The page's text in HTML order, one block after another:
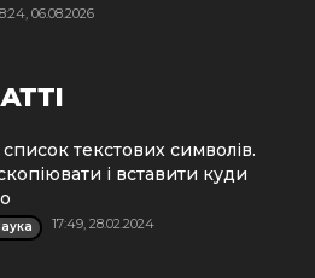
06.08.2026
текстових символів.
і вставити куди
17:49, 28.02.2024